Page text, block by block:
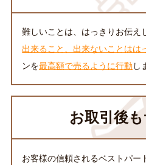
難しいことは、はっきりお伝え
出来ること、出来ないことはは
ンを最高額で売るように行動 し
お取引後
お客様の信頼されるベストパー